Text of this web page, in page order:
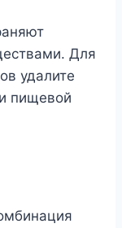
Для
удалите
пищевой